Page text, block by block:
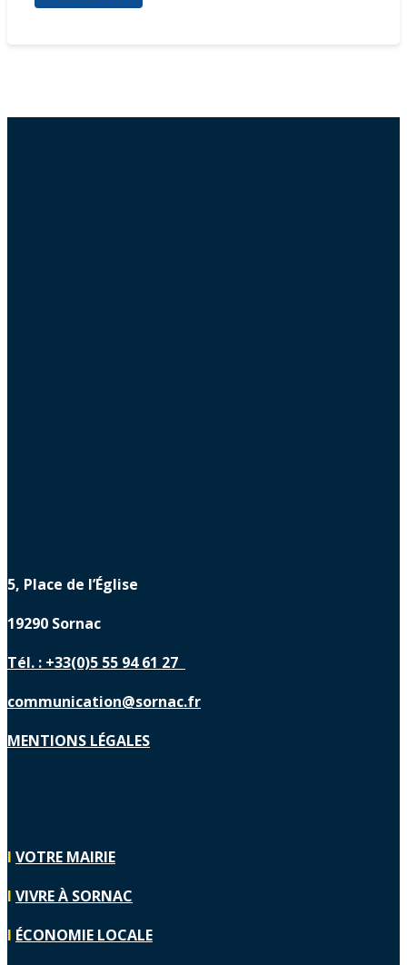
5, Place de l’Église
19290 Sornac
Tél. : +33(0)5 55 94 61 27
communication@sornac.fr
MENTIONS LÉGALES
I VOTRE MAIRIE
I VIVRE À SORNAC
I ÉCONOMIE LOCALE